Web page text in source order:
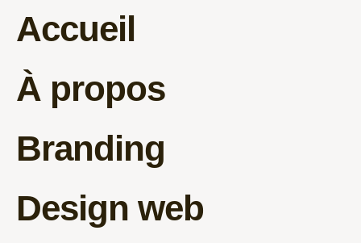
Accueil
À propos
Branding
Design web